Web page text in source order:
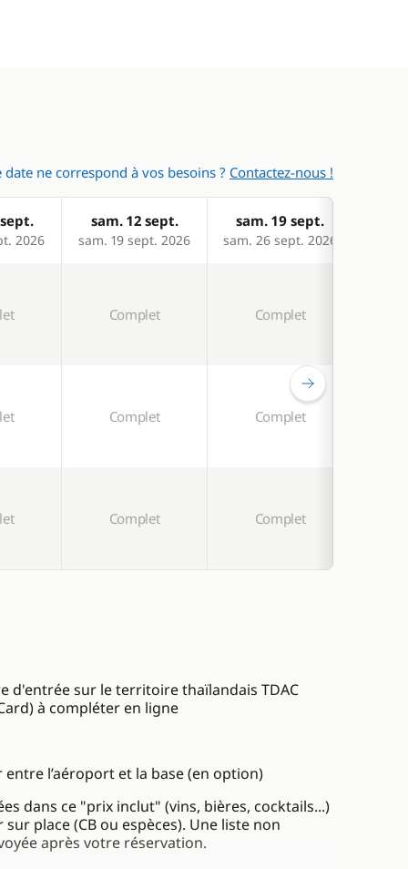
date ne correspond à vos besoins ? Contactez-nous !
2026
sam. 12 sept.
sam. 19 sept. 2026
sam. 19 sept.
sam. 26 sept. 2026
Complet Complet
Complet Complet
Complet Complet
d'entrée sur le territoire thaïlandais TDAC
à compléter en ligne
l’aéroport et la base (en option)
dans ce "prix inclut" (vins, bières, cocktails...)
place (CB ou espèces). Une liste non
après votre réservation.